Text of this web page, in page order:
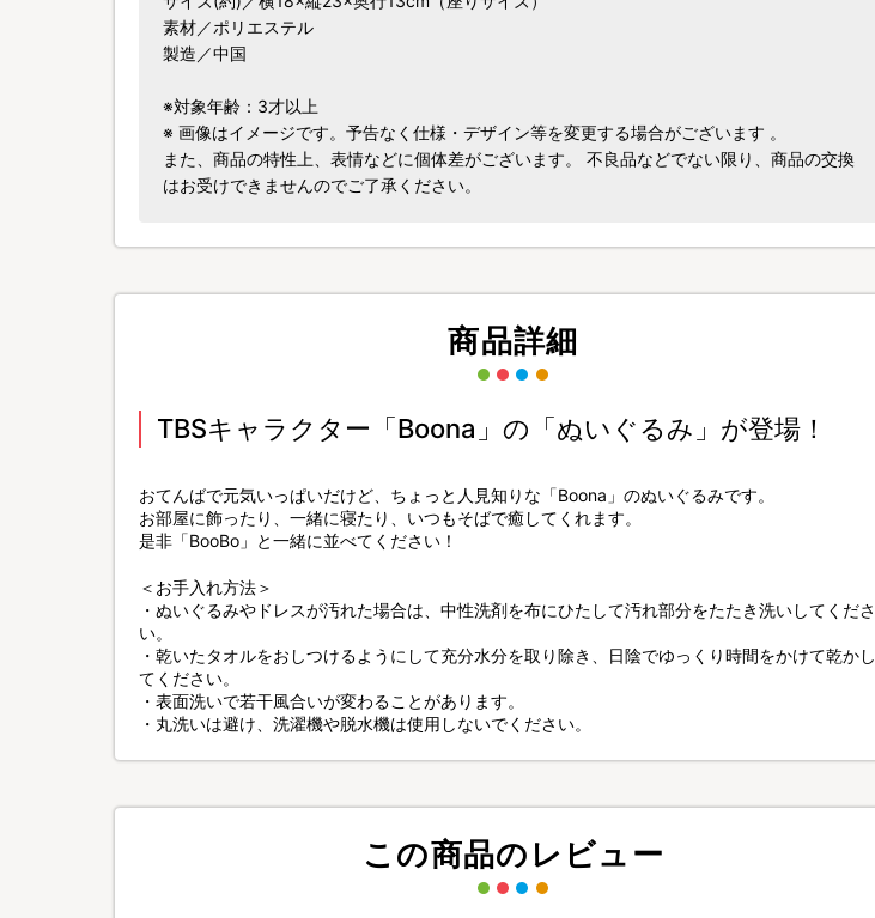
素材／ポリエステル
製造／中国
※対象年齢：3才以上
※ 画像はイメージです。予告なく仕様・デザイン等を変更する場合がございます 。
また、商品の特性上、表情などに個体差がございます。 不良品などでない限り、商品の交換
はお受けできませんのでご了承ください。
商品詳細
TBSキャラクター「Boona」の「ぬいぐるみ」が登場！
おてんばで元気いっぱいだけど、ちょっと人見知りな「Boona」のぬいぐるみです。
お部屋に飾ったり、一緒に寝たり、いつもそばで癒してくれます。
是非「BooBo」と一緒に並べてください！
＜お手入れ方法＞
・ぬいぐるみやドレスが汚れた場合は、中性洗剤を布にひたして汚れ部分をたたき洗いしてくださ
い。
・乾いたタオルをおしつけるようにして充分水分を取り除き、日陰でゆっくり時間をかけて乾かし
てください。
・表面洗いで若干風合いが変わることがあります。
・丸洗いは避け、洗濯機や脱水機は使用しないでください。
この商品のレビュー